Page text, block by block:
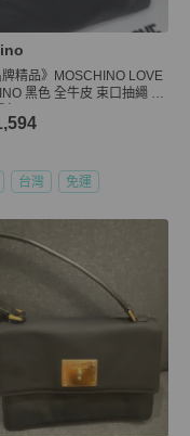
牌精品》MOSCHINO LOVE
黑色 全牛皮 束口抽繩 後
台灣 免運